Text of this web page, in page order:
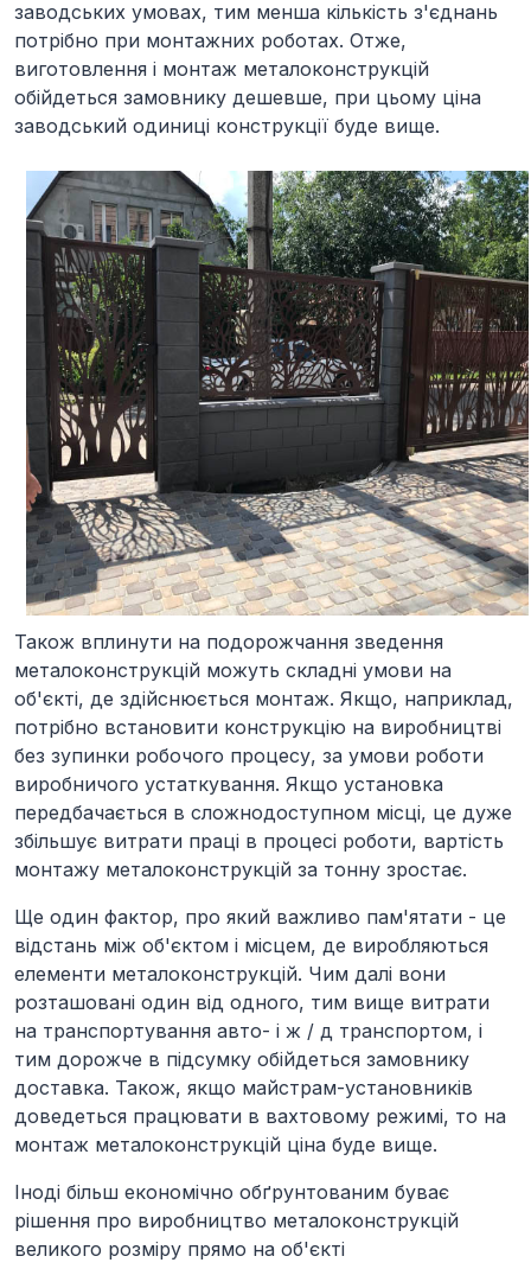
заводських умовах, тим менша кількість з'єднань
потрібно при монтажних роботах. Отже,
виготовлення і монтаж металоконструкцій
обійдеться замовнику дешевше, при цьому ціна
заводський одиниці конструкції буде вище.
Також вплинути на подорожчання зведення
металоконструкцій можуть складні умови на
об'єкті, де здійснюється монтаж. Якщо, наприклад,
потрібно встановити конструкцію на виробництві
без зупинки робочого процесу, за умови роботи
виробничого устаткування. Якщо установка
передбачається в сложнодоступном місці, це дуже
збільшує витрати праці в процесі роботи, вартість
монтажу металоконструкцій за тонну зростає.
Ще один фактор, про який важливо пам'ятати - це
відстань між об'єктом і місцем, де виробляються
елементи металоконструкцій. Чим далі вони
розташовані один від одного, тим вище витрати
на транспортування авто- і ж / д транспортом, і
тим дорожче в підсумку обійдеться замовнику
доставка. Також, якщо майстрам-установників
доведеться працювати в вахтовому режимі, то на
монтаж металоконструкцій ціна буде вище.
Іноді більш економічно обґрунтованим буває
рішення про виробництво металоконструкцій
великого розміру прямо на об'єкті